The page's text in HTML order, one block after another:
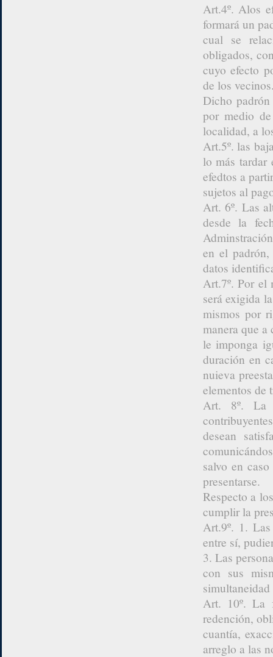
Art.4º. Alos
formará un
cual se
obligados,
cuyo efecto
de los
Dicho
por medio
localidad, a
Art.5º. las
lo más
efedtos a
sujetos al
Art. 6º. Las
desde la
en el
datos
Art.7º. Por el
será exigida
mismos por
manera que
le imponga
duración en
nuieva
elementos de
Art. 8º. La
desean
salvo en
presentarse.
Respecto a
cumplir la
Art.9º. 1.
entre sí,
3. Las
con sus
Art. 10º. La
redención,
cuantía,
arreglo a las